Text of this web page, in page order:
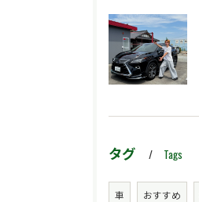
タグ Tags
車 おすすめ